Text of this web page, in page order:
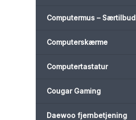
Computermus – Særtilbud
Computerskærme
Computertastatur
Cougar Gaming
Daewoo fjernbetjening